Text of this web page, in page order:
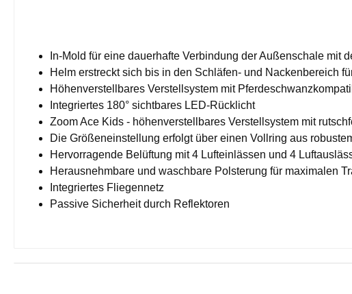
In-Mold für eine dauerhafte Verbindung der Außenschale mit
Helm erstreckt sich bis in den Schläfen- und Nackenbereich
Höhenverstellbares Verstellsystem mit
Integriertes 180° sichtbares LED-Rücklicht
Zoom Ace Kids - höhenverstellbares Verstellsystem mit
Die Größeneinstellung erfolgt über einen Vollring aus
Hervorragende Belüftung mit 4 Lufteinlässen und 4
Herausnehmbare und waschbare Polsterung für maximalen
Integriertes Fliegennetz
Passive Sicherheit durch Reflektoren